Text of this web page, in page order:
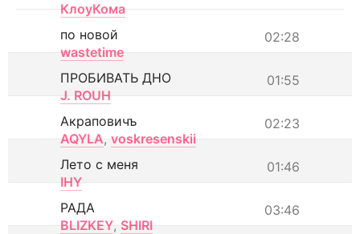
КлоуКома
02:28
по новой
wastetime
01:55
ПРОБИВАТЬ ДНО
J. ROUH
02:23
Акраповичъ
AQYLA, voskresenskii
01:46
Лето с меня
IHY
03:46
РАДА
BLIZKEY, SHIRI